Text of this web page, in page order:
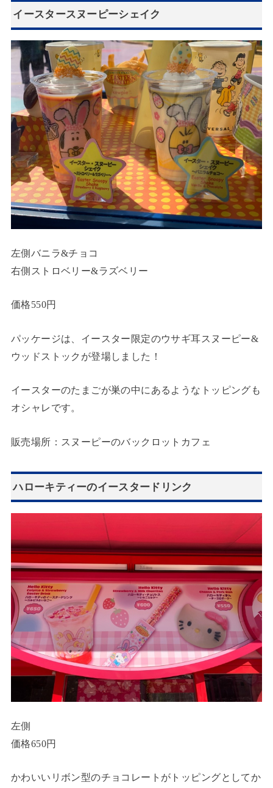
イースタースヌーピーシェイク
左側バニラ&チョコ
右側ストロベリー&ラズベリー
価格550円
パッケージは、イースター限定のウサギ耳スヌーピー&
ウッドストックが登場しました！
イースターのたまごが巣の中にあるようなトッピングも
オシャレです。
販売場所：スヌーピーのバックロットカフェ
ハローキティーのイースタードリンク
左側
価格650円
かわいいリボン型のチョコレートがトッピングとしてか